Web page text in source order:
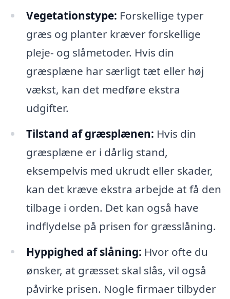
Vegetationstype: Forskellige typer
græs og planter kræver forskellige
pleje- og slåmetoder. Hvis din
græsplæne har særligt tæt eller høj
vækst, kan det medføre ekstra
udgifter.
Tilstand af græsplænen: Hvis din
græsplæne er i dårlig stand,
eksempelvis med ukrudt eller skader,
kan det kræve ekstra arbejde at få den
tilbage i orden. Det kan også have
indflydelse på prisen for græsslåning.
Hyppighed af slåning: Hvor ofte du
ønsker, at græsset skal slås, vil også
påvirke prisen. Nogle firmaer tilbyder